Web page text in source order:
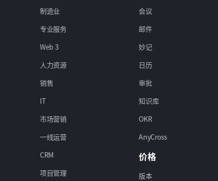
制造业
专业服务
Web 3
人力资源
销售
IT
市场营销
一线运营
CRM
项目管理
会议
邮件
妙记
日历
审批
知识库
OKR
AnyCross
价格
版本